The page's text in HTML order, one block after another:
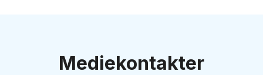
Mediekontakter